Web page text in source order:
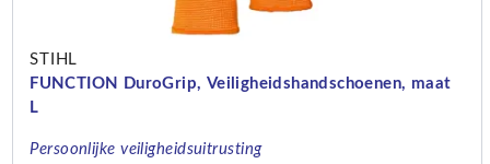
STIHL
FUNCTION DuroGrip, Veiligheidshandschoenen, maat
L
Persoonlijke veiligheidsuitrusting